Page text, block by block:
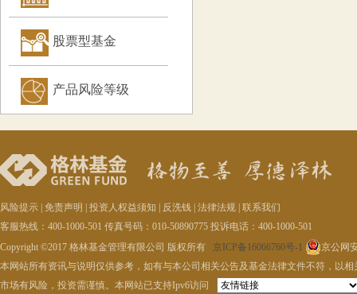
股票型基金
产品风险等级
风险提示 免责声明 投资人权益须知 反洗钱 法律法规 联系我们
客服热线：400-1000-501 传真号码：010-50890775 投诉电话：400-1000-501
Copyright ©2017 格林基金管理有限公司 版权所有 京ICP备16066760号-1
京公网
本网站所有资讯与说明仅供参考，如有与本公司相关公告及基金法律文件不符，以
市场有风险，投资需谨慎。本网站已支持Ipv6访问